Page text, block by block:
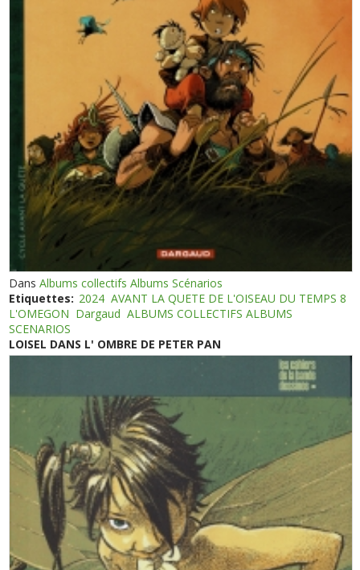
DansAlbums collectifs Albums Scénarios
Etiquettes: 2024 AVANT LA QUETE DE L'OISEAU DU TEMPS 8
L'OMEGON Dargaud ALBUMS COLLECTIFS ALBUMS
SCENARIOS
LOISEL DANS L' OMBRE DE PETER PAN